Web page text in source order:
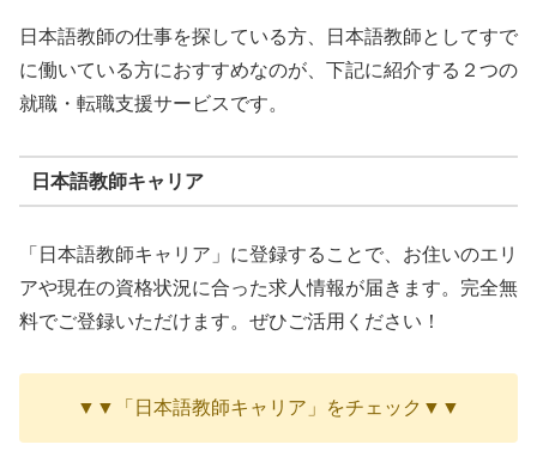
日本語教師の仕事を探している方、日本語教師としてすで
に働いている方におすすめなのが、下記に紹介する２つの
就職・転職支援サービスです。
日本語教師キャリア
「日本語教師キャリア」に登録することで、お住いのエリ
アや現在の資格状況に合った求人情報が届きます。完全無
料でご登録いただけます。ぜひご活用ください！
▼▼「日本語教師キャリア」をチェック▼▼